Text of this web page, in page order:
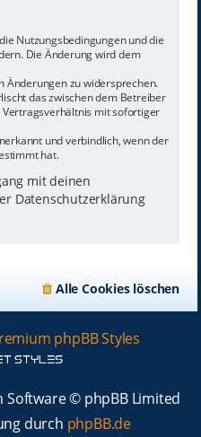
Nutzungsbedingungen und die
Die Änderung wird dem
Änderungen zu widersprechen.
das zwischen dem Betreiber
mit sofortiger
und verbindlich, wenn der
hat.
mit deinen
Datenschutzerklärung
Alle Cookies löschen
phpBB Styles
Software © phpBB Limited
durch phpBB.de